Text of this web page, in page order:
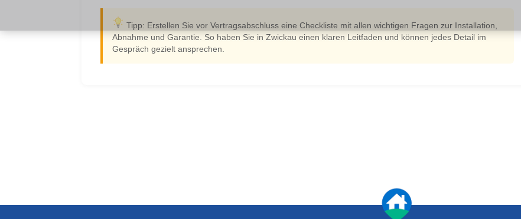
Tipp: Erstellen Sie vor Vertragsabschluss eine Checkliste mit allen wichtigen Fragen zur Installation,
Abnahme und Garantie. So haben Sie in Zwickau einen klaren Leitfaden und können jedes Detail im
Gespräch gezielt ansprechen.